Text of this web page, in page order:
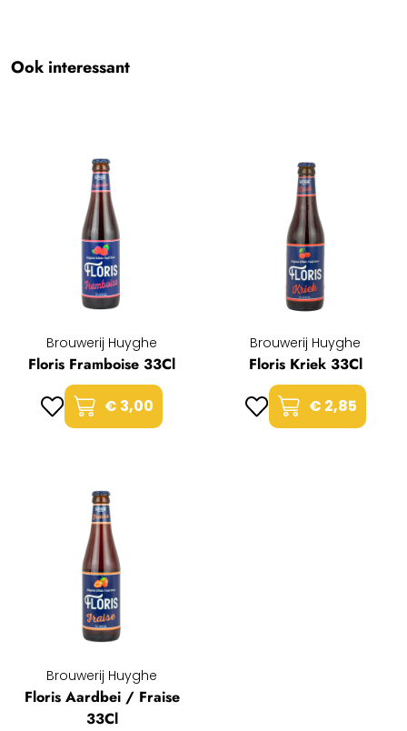
Ook interessant
Brouwerij Huyghe
Floris Framboise 33Cl
€ 3,00
Brouwerij Huyghe
Floris Kriek 33Cl
€ 2,85
Brouwerij Huyghe
Floris Aardbei / Fraise
33Cl